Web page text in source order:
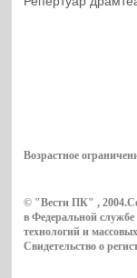
Возрастное
© "Вести ПК" ,
в Федеральной
технологий и
Свидетельство о